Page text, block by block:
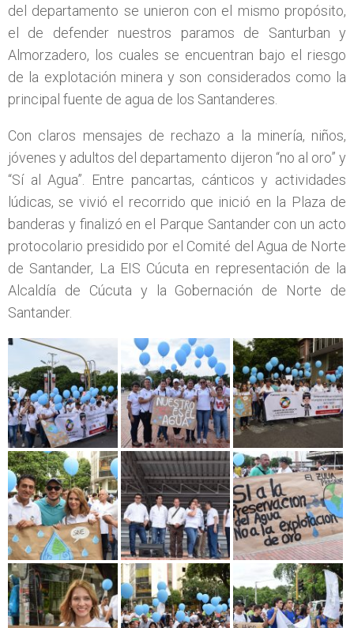
del departamento se unieron con el mismo propósito,
el de defender nuestros paramos de Santurban y
Almorzadero, los cuales se encuentran bajo el riesgo
de la explotación minera y son considerados como la
principal fuente de agua de los Santanderes.
Con claros mensajes de rechazo a la minería, niños,
jóvenes y adultos del departamento dijeron “no al oro” y
“Sí al Agua”. Entre pancartas, cánticos y actividades
lúdicas, se vivió el recorrido que inició en la Plaza de
banderas y finalizó en el Parque Santander con un acto
protocolario presidido por el Comité del Agua de Norte
de Santander, La EIS Cúcuta en representación de la
Alcaldía de Cúcuta y la Gobernación de Norte de
Santander.